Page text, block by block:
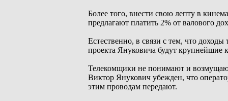
Более того, внести свою лепту в
предлагают платить 2% от валового
Естественно, в связи с тем, что
проекта Януковича будут
Телекомщики не понимают и
Виктор Янукович убежден, что
этим проводам передают.